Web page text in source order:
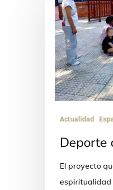
con
alma
Actualidad
Deporte
El proyecto
espiritualidad